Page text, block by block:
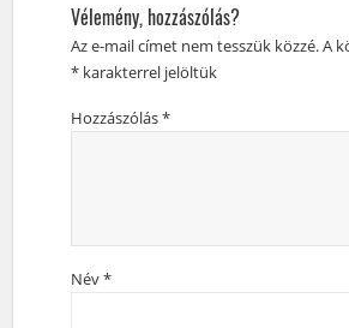
Vélemény, hozzászólás?
Az e-mail címet nem tesszük közzé.A
*karakterrel jelöltük
Hozzászólás*
Név*